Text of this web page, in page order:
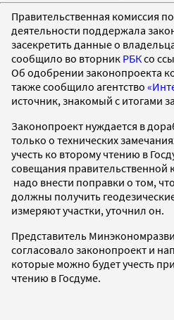
Правительственная комиссия
деятельности поддержала
засекретить данные о
сообщило во вторник РБКсо
Об одобрении законопроекта
также сообщило агентство
источник, знакомый с итогами
Законопроект нуждается в
только о технических
учесть ко второму чтению в
совещания правительственной
надо внести поправки о том,
должны получить
измеряют участки, уточнил он.
Представитель
согласовало законопроект и
которые можно будет учесть
чтению в Госдуме.